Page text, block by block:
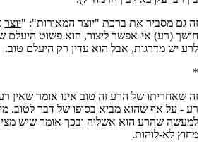
זה גם מסביר את ברכת "יוצר המאורות": "יוצר
חושך (רע) אי-אפשר ליצור, הוא פשוט היעלם
לרע יש מדרגות, אבל הוא עדין רק היעלם טוב.
*
זה שאחריתו של הרע זה טוב אינו אומר שאין
רע - על אף שהוא מביא בסופו של דבר לטוב.
למעשה שהרע הוא אשליה ובכך אומר שיש
מחוץ לא-לוהות.